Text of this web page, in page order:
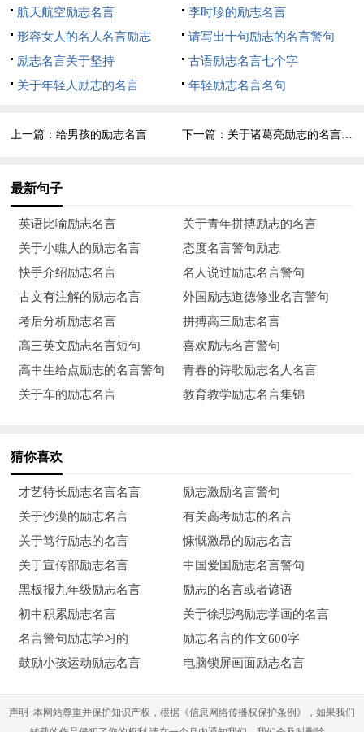
10、幸运并非没有恐惧和烦恼;厄运也决非没有安慰和希
望。——培根
14、人生犹如一本书，愚蠢者草草翻过，聪明人细细阅读。
为何如此.因为他们只能读它一次。——保罗
15、过去属于死神，未来属于你自己。——雪莱
16、不要慨叹生活的痛苦!慨叹是弱者。——高尔基
17、不应当急于求成，应当去熟悉自己的研究对象，锲而不
舍，时间会成全一切。凡事开始最难，然而更难的是何以善终。
——莎士比亚
18、如烟往事俱忘却，心底无私天地宽。——陶铸
样可口!——郭小川
20、人生的价值，即以其人对于当代所做的工作为尺度。
——徐玮
21、富贵不淫贫贱乐，男儿到此是豪雄。——程颢
22、逆境给人宝贵的磨炼机会。只有经得起环境考验的人，
才能算是真正的强者。自古以来的伟人，大多是抱着不屈不挠的
精神，从逆境中挣扎奋斗过来的。——松下幸之助
都在书写自己的历史。——吉鸿昌
航天航空励志名言
李时珍的励志名言
形容女人的名人名言励志
请写出十句励志的名言警句
励志名言关于坚持
古语励志名言七个字
关于年轻人励志的名言
年轻励志名言名句
上一篇：给男孩的励志名言 下一篇： 关于诸葛亮励志的名言警句
最新句子
英语比喻励志名言
关于青年拼搏励志的名言
关于小瞧人的励志名言
态度名言警句励志
快手介绍励志名言
名人说过励志名言警句
古文有注解的励志名言
外国励志道德修业名言警句
考后分析励志名言
拼搏高三励志名言
高三英文励志名言短句
喜欢励志名言警句
高中生给点励志的名言警句
青春的诗歌励志名人名言
关于车的励志名言
教育教学励志名言集锦
猜你喜欢
才艺特长励志名言名言
励志激励名言警句
关于沙漠的励志名言
有关高考励志的名言
关于笃行励志的名言
慷慨激昂的励志名言
关于宣传部励志名言
中国爱国励志名言警句
黑板报九年级励志名言
励志的名言或者谚语
初中积累励志名言
关于徐悲鸿励志学画的名言
名言警句励志学习的
励志名言的作文600字
鼓励小孩运动励志名言
电脑锁屏画面励志名言
声明 :本网站尊重并保护知识产权，根据《信息网络传播权保护条例》，如果我们